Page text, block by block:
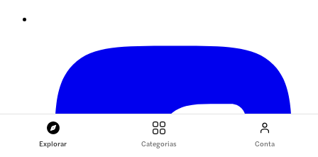
Explorar Categorias Conta